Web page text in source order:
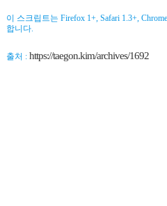
이 스크립트는 Firefox 1+, Safari 1.3+,
합니다.
출처 : https://taegon.kim/archives/1692